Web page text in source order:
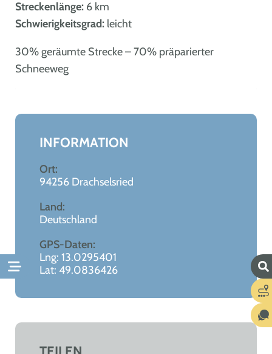
Streckenlänge: 6 km
Schwierigkeitsgrad: leicht
30% geräumte Strecke – 70% präparierter
Schneeweg
INFORMATION
Ort:
94256 Drachselsried
Land:
Deutschland
GPS-Daten:
Lng: 13.0295401
Lat: 49.0836426